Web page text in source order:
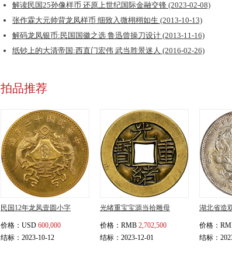
解读民国25孙像样币 还原上世纪国际金融交锋 (2023-02-08)
张作霖大元帅背龙凤样币 细致入微栩栩如生 (2013-10-13)
解码龙凤银币:民国国徽之选 鲁迅曾操刀设计 (2013-11-16)
纸钞上的大清帝国:西直门宏伟 武当胜景迷人 (2016-02-26)
拍品推荐
民国12年龙凤壹圆小字
价格： USD 600,000
结标：2023-10-12
光绪重宝宝源当拾雕母
价格： RMB 2,702,500
结标：2023-12-01
湖北省造
价格：
结标：